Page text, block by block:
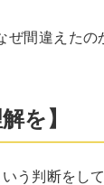
間違えた
を】
う判断を